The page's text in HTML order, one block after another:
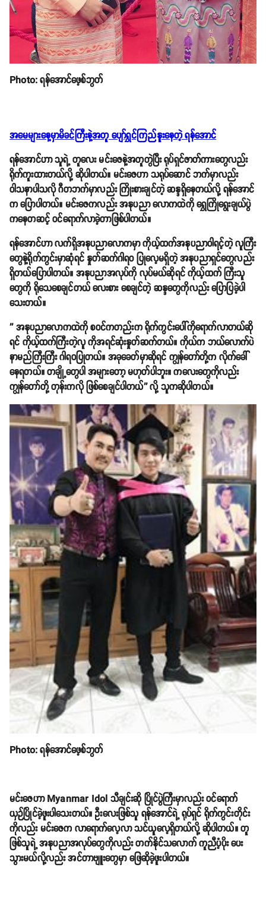
Photo: ရန်အောင်ဖေ့စ်ဘွတ်
အမေများနေ့မှာမိခင်ကြီးနဲ့အတူ ပျော်ရွှင်ကြည်နူးနေတဲ့ ရန်အောင်
ရန်အောင်ဟာ သူရဲ့ တူလေး မင်းဇေနဲ့အတူတွဲပြီး ရုပ်ရှင်ဇာတ်ကားတွေလည်း
ရိုက်ကူးထားတယ်လို့ ဆိုပါတယ်။ မင်းဇေဟာ သရုပ်ဆောင် ဘက်မှာလည်း
ဝါသနာပါသလို ဂီတဘက်မှာလည်း ကြိုးစားချင်တဲ့ ဆန္ဒရှိနေတယ်လို့ ရန်အောင်
က ပြောပါတယ်။ မင်းဇေကလည်း အနုပညာ လောကထဲကို ရွှေကြိုရွေးချယ်ပွဲ
ကနေတဆင့် ဝင်ရောက်လာခဲ့တာဖြစ်ပါတယ်။
ရန်အောင်ဟာ လက်ရှိအနုပညာလောကမှာ ကိုယ့်ထက်အနုပညာဝါရင့်တဲ့ လူကြီး
တွေနဲ့ရိုက်ကွင်းမှာဆုံရင် နှုတ်ဆက်ဂါရဝ ပြုလေ့မရှိတဲ့ အနုပညာရှင်တွေလည်း
ရှိတယ်ပြောပါတယ်။ အနုပညာအလုပ်ကို လုပ်မယ်ဆိုရင် ကိုယ့်ထက် ကြီးသူ
တွေကို ရိုသေစေချင်တယ် လေးစား စေချင်တဲ့ ဆန္ဒတွေကိုလည်း ပြောပြခဲ့ပါ
သေးတယ်။
'' အနုပညာလောကထဲကို စဝင်ကတည်းက ရိုက်ကွင်းပေါ်ကိုရောက်လာတယ်ဆို
ရင် ကိုယ့်ထက်ကြီးတဲ့လူ ကိုအရင်ဆုံးနှုတ်ဆက်တယ်။ ကိုယ်က ဘယ်လောက်ပဲ
နာမည်ကြီးကြီး ဂါရဝပြုတယ်။ အခုခေတ်မှာဆိုရင် ကျွန်တော်တို့က လိုက်ခေါ်
နေရတယ်။ တချို့တွေပါ အများတော့ မဟုတ်ပါဘူး။ ကလေးတွေကိုလည်း
ကျွန်တော်တို့ တုန်းကလို ဖြစ်စေချင်ပါတယ်'' လို့ သူကဆိုပါတယ်။
Photo: ရန်အောင်ဖေ့စ်ဘွတ်
မင်းဇေဟာ Myanmar Idol သီချင်းဆို ပြိုင်ပွဲကြီးမှာလည်း ဝင်ရောက်
ယှဉ်ပြိုင်ခဲ့ဖူးပါသေးတယ်။ ဦးလေးဖြစ်သူ ရန်အောင်ရဲ့ ရုပ်ရှင် ရိုက်ကွင်းတိုင်း
ကိုလည်း မင်းဇေက လာရောက်လေ့လာ သင်ယူလေ့ရှိတယ်လို့ ဆိုပါတယ်။ တူ
ဖြစ်သူရဲ့ အနုပညာအလုပ်တွေကိုလည်း တက်နိုင်သလောက် ကူညီပံ့ပိုး ပေး
သွားမယ်လို့လည်း အင်တာဗျူးတွေမှာ ဖြေဆိုခဲ့ဖူးပါတယ်။